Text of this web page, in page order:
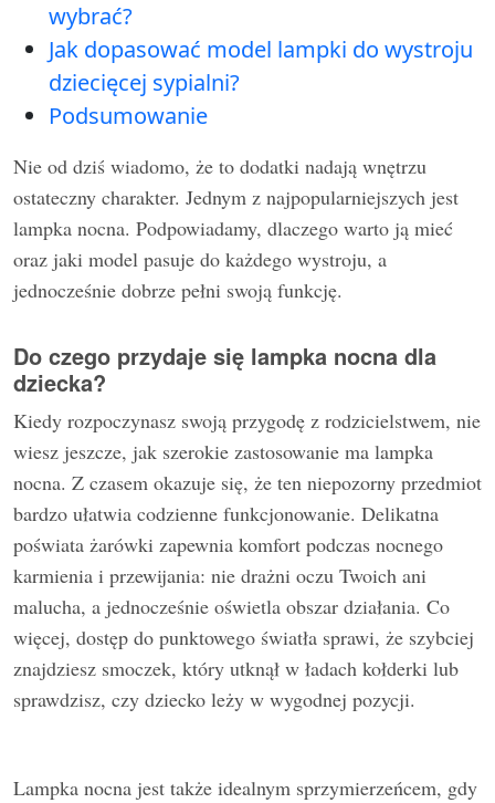
wybrać?
Jak dopasować model lampki do wystroju
dziecięcej sypialni?
Podsumowanie
Nie od dziś wiadomo, że to dodatki nadają wnętrzu
ostateczny charakter. Jednym z najpopularniejszych jest
lampka nocna. Podpowiadamy, dlaczego warto ją mieć
oraz jaki model pasuje do każdego wystroju, a
jednocześnie dobrze pełni swoją funkcję.
Do czego przydaje się lampka nocna dla
dziecka?
Kiedy rozpoczynasz swoją przygodę z rodzicielstwem, nie
wiesz jeszcze, jak szerokie zastosowanie ma lampka
nocna. Z czasem okazuje się, że ten niepozorny przedmiot
bardzo ułatwia codzienne funkcjonowanie. Delikatna
poświata żarówki zapewnia komfort podczas nocnego
karmienia i przewijania: nie drażni oczu Twoich ani
malucha, a jednocześnie oświetla obszar działania. Co
więcej, dostęp do punktowego światła sprawi, że szybciej
znajdziesz smoczek, który utknął w ładach kołderki lub
sprawdzisz, czy dziecko leży w wygodnej pozycji.
Lampka nocna jest także idealnym sprzymierzeńcem, gdy